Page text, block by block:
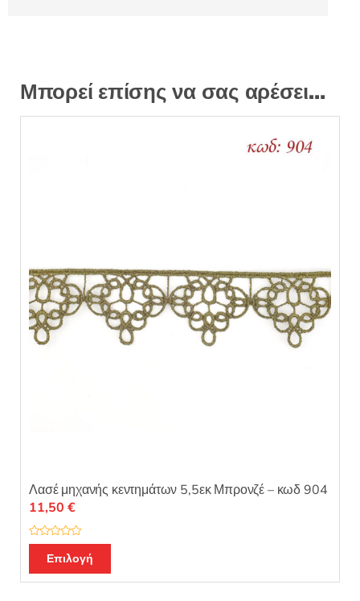
Μπορεί επίσης να σας αρέσει…
Λασέ μηχανής κεντημάτων 5,5εκ Μπρονζέ – κωδ 904
Β
μ
ο
11,50 €
Επιλογή